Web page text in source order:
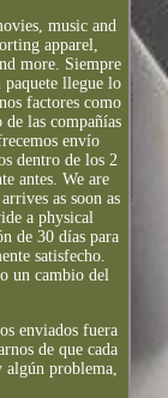
music and
apparel,
more. Siempre
paquete llegue lo
factores como
las compañías
envío
dentro de los 2
antes. We are
as soon as
a physical
de 30 días para
satisfecho.
un cambio del
enviados fuera
de que cada
algún problema,